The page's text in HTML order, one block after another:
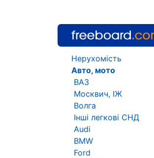
Нерухомість
Авто, мото
ВАЗ
Москвич, ІЖ
Волга
Інші легкові СНД
Audi
BMW
Ford